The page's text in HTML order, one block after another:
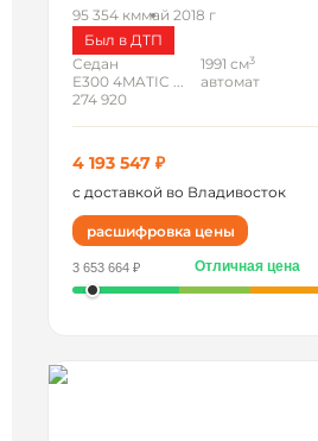
95 354 кммай 2018 г
Был в ДТП
Седан
E300 4MATIC ...
274 920
1991 см3
автомат
4 193 547 ₽
с доставкой во Владивосток
расшифровка цены
3 653 664 ₽ Отличная цена